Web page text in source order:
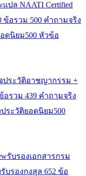
แปล NAATI Certified
ข้อรวม 500 คำถามจริง
ดนิยม500 หัวข้อ
ประวัติอาชญากรรม +
อรวม 439 คำถามจริง
ระวัติยอดนิยม500
รับรองเอกสารกรม
บรองกงสุล 652 ข้อ